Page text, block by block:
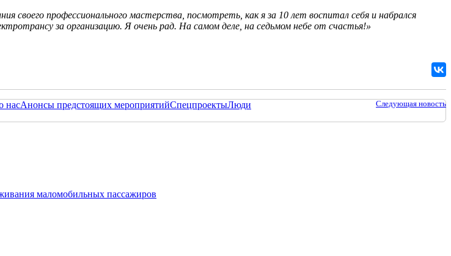
профессионального мастерства, посмотреть, как я за 10 лет воспитал себя и набрался
за организацию. Я очень рад. На самом деле, на седьмом небе от счастья!»
Следующая новость
насАнонсы предстоящих мероприятийСпецпроектыЛюди
маломобильных пассажиров